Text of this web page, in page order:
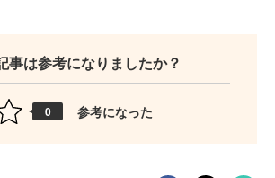
事は参考になりましたか？
0 参考になった